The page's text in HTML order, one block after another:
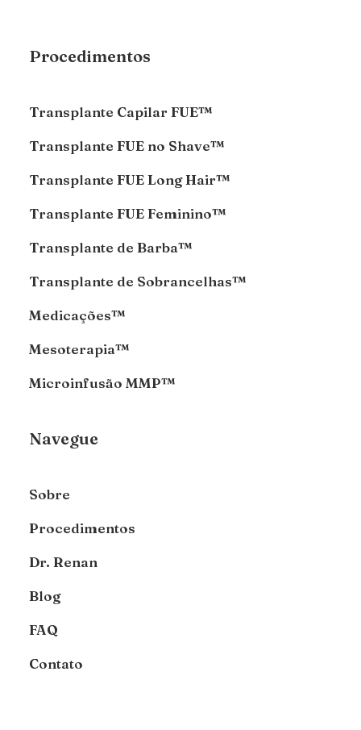
Procedimentos
Transplante Capilar FUE™
Transplante FUE no Shave™
Transplante FUE Long Hair™
Transplante FUE Feminino™
Transplante de Barba™
Transplante de Sobrancelhas™
Medicações™
Mesoterapia™
Microinfusão MMP™
Navegue
Sobre
Procedimentos
Dr. Renan
Blog
FAQ
Contato